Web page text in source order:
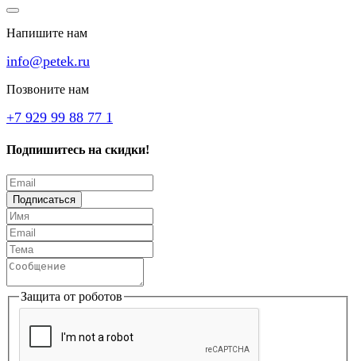
Напишите нам
info@petek.ru
Позвоните нам
+7 929 99 88 77 1
Подпишитесь на скидки!
Подписаться
Защита от роботов